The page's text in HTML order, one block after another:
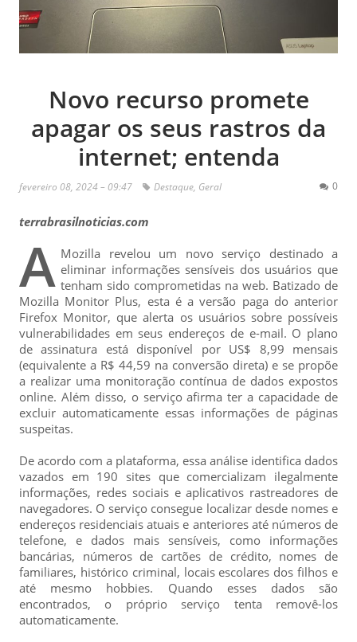
Novo recurso promete
apagar os seus rastros da
internet; entenda
fevereiro 08, 2024 – 09:47 Destaque, Geral 0
terrabrasilnoticias.com
A Mozilla revelou um novo serviço destinado a
eliminar informações sensíveis dos usuários que
tenham sido comprometidas na web. Batizado de
Mozilla Monitor Plus, esta é a versão paga do anterior
Firefox Monitor, que alerta os usuários sobre possíveis
vulnerabilidades em seus endereços de e-mail. O plano
de assinatura está disponível por US$ 8,99 mensais
(equivalente a R$ 44,59 na conversão direta) e se propõe
a realizar uma monitoração contínua de dados expostos
online. Além disso, o serviço afirma ter a capacidade de
excluir automaticamente essas informações de páginas
suspeitas.
De acordo com a plataforma, essa análise identifica dados
vazados em 190 sites que comercializam ilegalmente
informações, redes sociais e aplicativos rastreadores de
navegadores. O serviço consegue localizar desde nomes e
endereços residenciais atuais e anteriores até números de
telefone, e dados mais sensíveis, como informações
bancárias, números de cartões de crédito, nomes de
familiares, histórico criminal, locais escolares dos filhos e
até mesmo hobbies. Quando esses dados são
encontrados, o próprio serviço tenta removê-los
automaticamente.